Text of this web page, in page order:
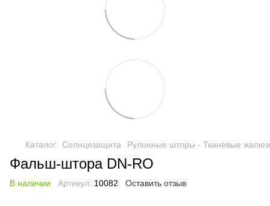
Каталог Солнцезащита Рулонные шторы - Тканевые
Фальш-штора DN-RO
В наличии Артикул: 10082 Оставить отзыв